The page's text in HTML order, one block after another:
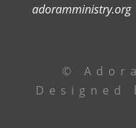
adoramministry.org
©
Designed